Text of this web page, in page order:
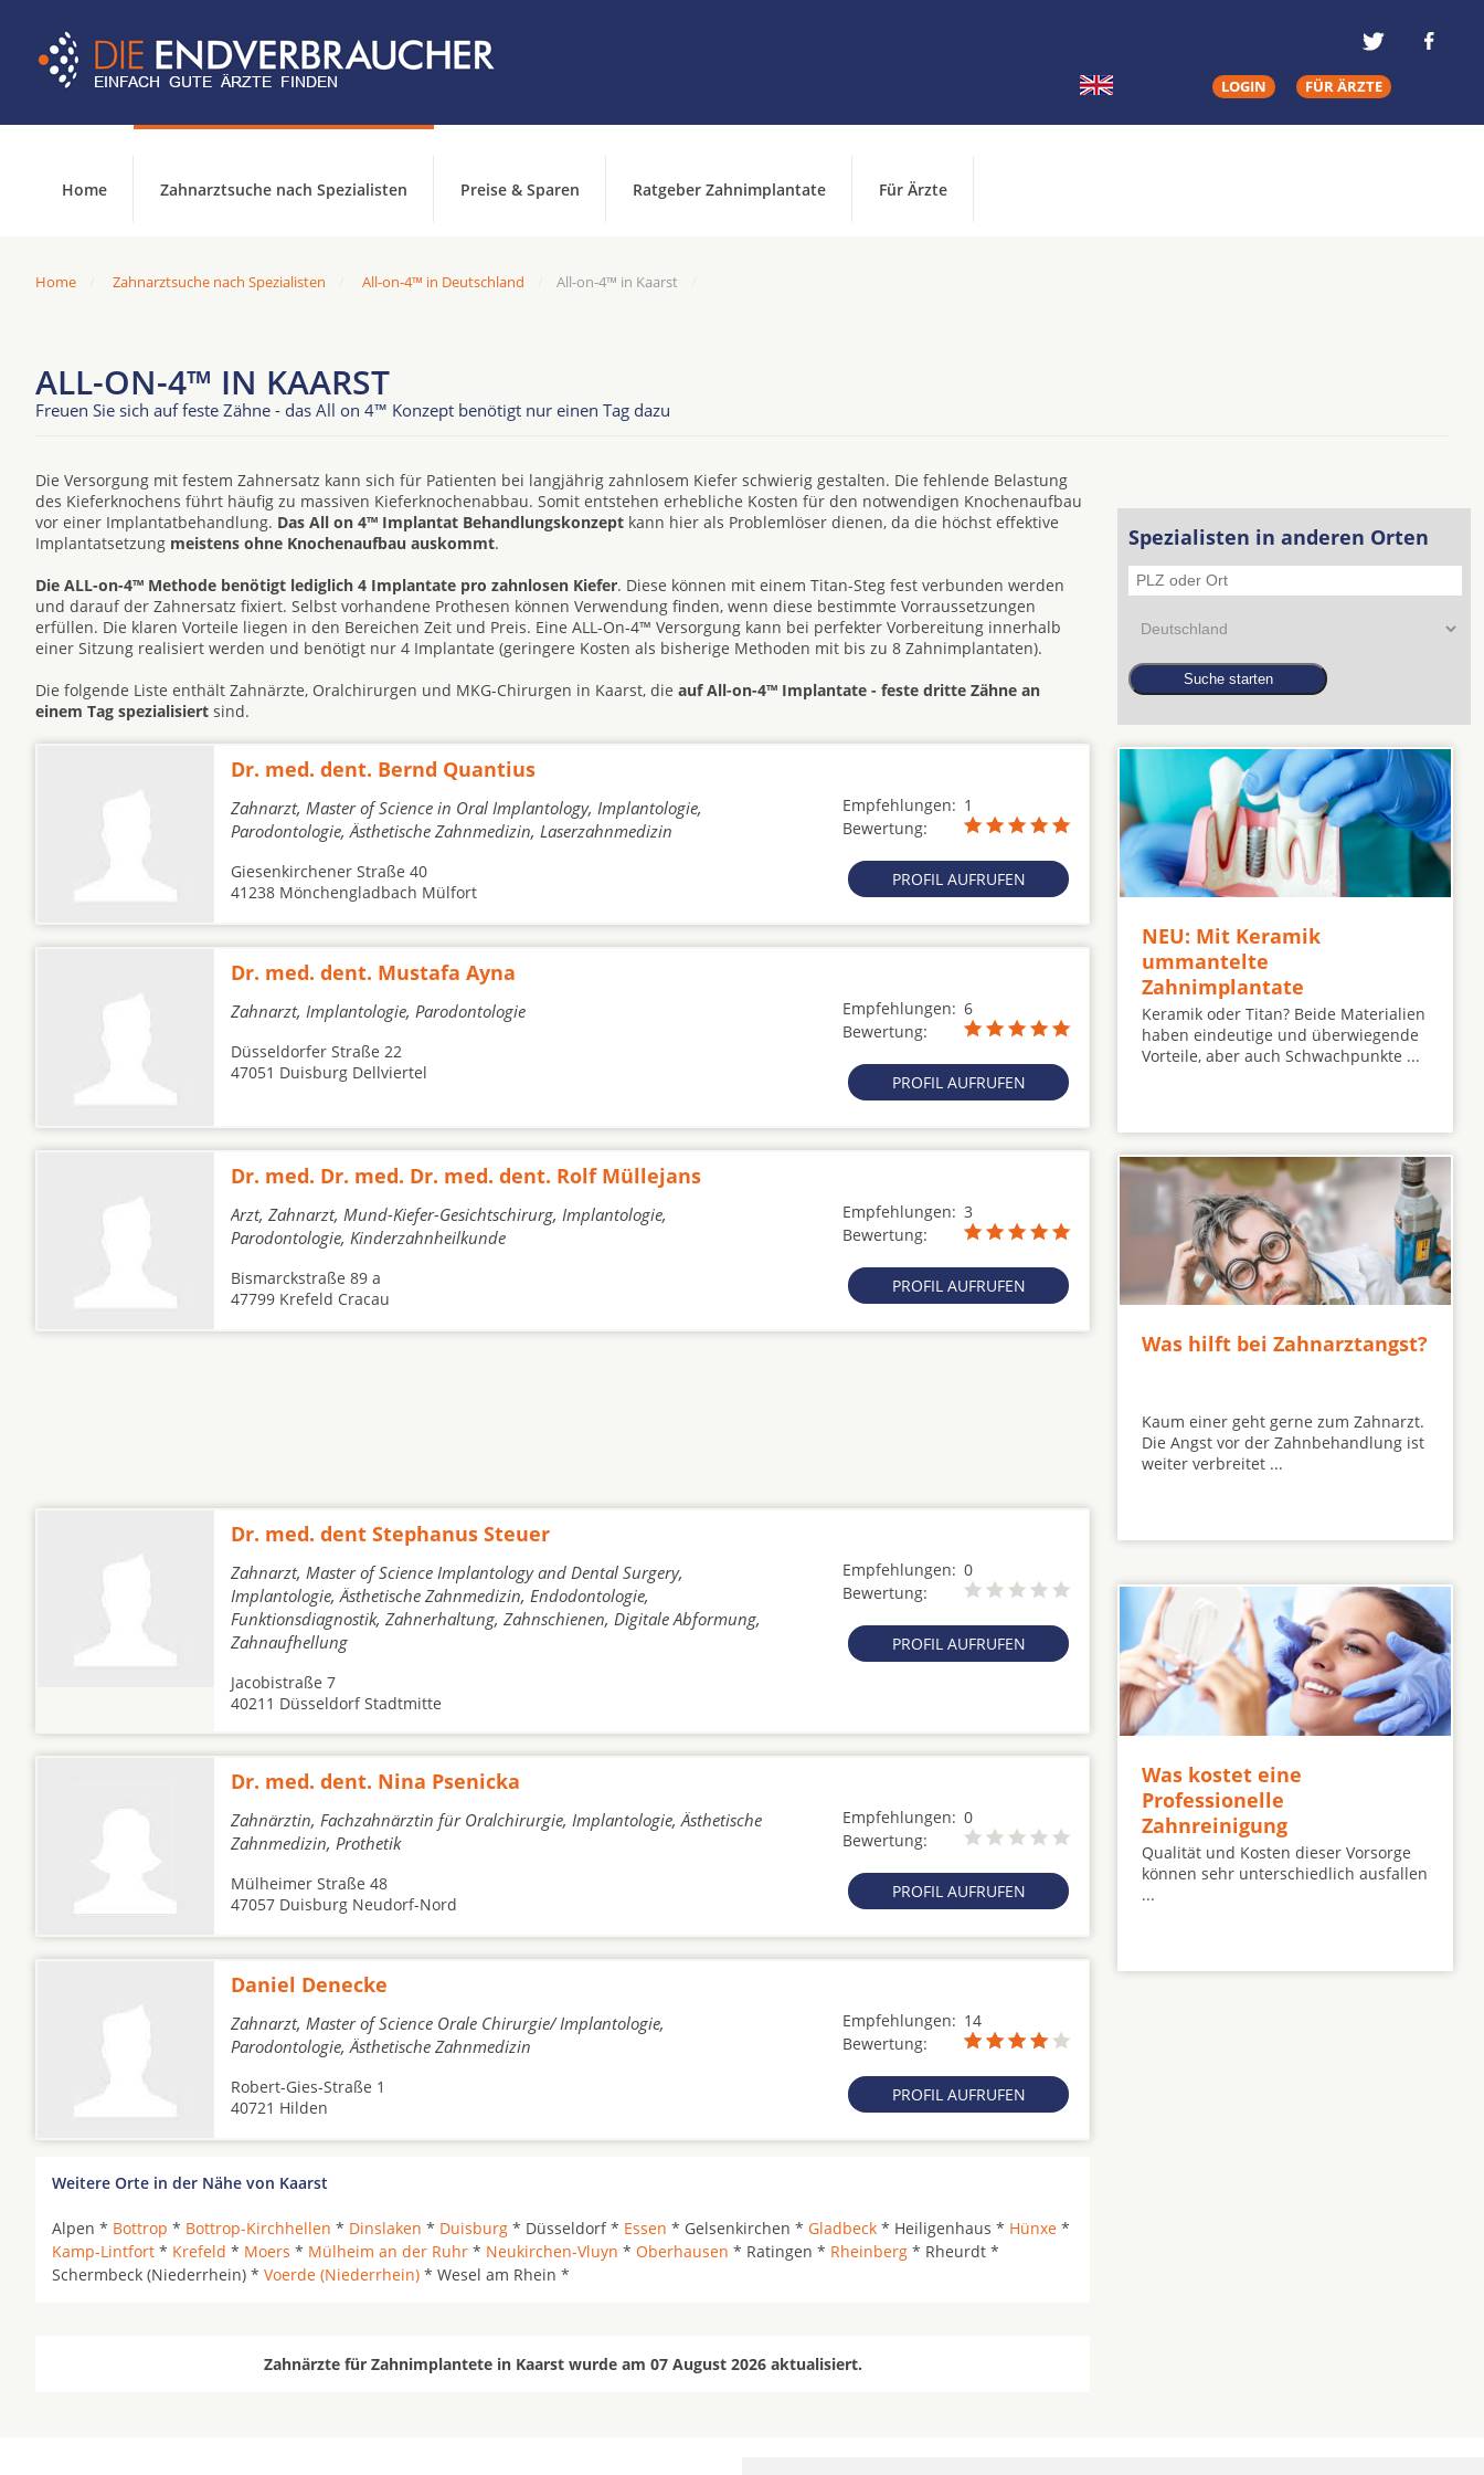
LOGIN FÜR ÄRZTE
Home Zahnarztsuche nach Spezialisten Preise & Sparen Ratgeber Zahnimplantate Für Ärzte
Home Zahnarztsuche nach Spezialisten All-on-4™ in Deutschland All-on-4™ in Kaarst
ALL-ON-4™ IN KAARST
Freuen Sie sich auf feste Zähne - das All on 4™ Konzept benötigt nur einen Tag dazu
Die Versorgung mit festem Zahnersatz kann sich für Patienten bei langjährig zahnlosem Kiefer schwierig gestalten. Die fehlende Belastung
des Kieferknochens führt häufig zu massiven Kieferknochenabbau. Somit entstehen erhebliche Kosten für den notwendigen Knochenaufbau
vor einer Implantatbehandlung. Das All on 4™ Implantat Behandlungskonzept kann hier als Problemlöser dienen, da die höchst effektive
Implantatsetzung meistens ohne Knochenaufbau auskommt.
Die ALL-on-4™ Methode benötigt lediglich 4 Implantate pro zahnlosen Kiefer. Diese können mit einem Titan-Steg fest verbunden werden
und darauf der Zahnersatz fixiert. Selbst vorhandene Prothesen können Verwendung finden, wenn diese bestimmte Vorraussetzungen
erfüllen. Die klaren Vorteile liegen in den Bereichen Zeit und Preis. Eine ALL-On-4™ Versorgung kann bei perfekter Vorbereitung innerhalb
einer Sitzung realisiert werden und benötigt nur 4 Implantate (geringere Kosten als bisherige Methoden mit bis zu 8 Zahnimplantaten).
Die folgende Liste enthält Zahnärzte, Oralchirurgen und MKG-Chirurgen in Kaarst, die auf All-on-4™ Implantate - feste dritte Zähne an
einem Tag spezialisiert sind.
Dr. med. dent. Bernd Quantius
Zahnarzt, Master of Science in Oral Implantology, Implantologie,
Parodontologie, Ästhetische Zahnmedizin, Laserzahnmedizin
Empfehlungen: 1
Bewertung:
PROFIL AUFRUFEN
Giesenkirchener Straße 40
41238 Mönchengladbach Mülfort
Dr. med. dent. Mustafa Ayna
Zahnarzt, Implantologie, Parodontologie Empfehlungen: 6
Bewertung:
PROFIL AUFRUFEN
Düsseldorfer Straße 22
47051 Duisburg Dellviertel
Dr. med. Dr. med. Dr. med. dent. Rolf Müllejans
Arzt, Zahnarzt, Mund-Kiefer-Gesichtschirurg, Implantologie,
Parodontologie, Kinderzahnheilkunde
Empfehlungen: 3
Bewertung:
PROFIL AUFRUFEN
Bismarckstraße 89 a
47799 Krefeld Cracau
Dr. med. dent Stephanus Steuer
Zahnarzt, Master of Science Implantology and Dental Surgery,
Implantologie, Ästhetische Zahnmedizin, Endodontologie,
Funktionsdiagnostik, Zahnerhaltung, Zahnschienen, Digitale Abformung,
Zahnaufhellung
Empfehlungen: 0
Bewertung:
PROFIL AUFRUFEN
Jacobistraße 7
40211 Düsseldorf Stadtmitte
Dr. med. dent. Nina Psenicka
Zahnärztin, Fachzahnärztin für Oralchirurgie, Implantologie, Ästhetische
Zahnmedizin, Prothetik
Empfehlungen: 0
Bewertung:
PROFIL AUFRUFEN
Mülheimer Straße 48
47057 Duisburg Neudorf-Nord
Daniel Denecke
Zahnarzt, Master of Science Orale Chirurgie/ Implantologie,
Parodontologie, Ästhetische Zahnmedizin
Empfehlungen: 14
Bewertung:
PROFIL AUFRUFEN
Robert-Gies-Straße 1
40721 Hilden
Weitere Orte in der Nähe von Kaarst
Alpen * Bottrop * Bottrop-Kirchhellen * Dinslaken * Duisburg * Düsseldorf * Essen * Gelsenkirchen * Gladbeck * Heiligenhaus * Hünxe *
Kamp-Lintfort * Krefeld * Moers * Mülheim an der Ruhr * Neukirchen-Vluyn * Oberhausen * Ratingen * Rheinberg * Rheurdt *
Schermbeck (Niederrhein) * Voerde (Niederrhein) * Wesel am Rhein *
Zahnärzte für Zahnimplantete in Kaarst wurde am 07 August 2026 aktualisiert.
Spezialisten in anderen Orten
NEU: Mit Keramik
ummantelte
Zahnimplantate
Keramik oder Titan? Beide Materialien
haben eindeutige und überwiegende
Vorteile, aber auch Schwachpunkte ...
Was hilft bei Zahnarztangst?
Kaum einer geht gerne zum Zahnarzt.
Die Angst vor der Zahnbehandlung ist
weiter verbreitet ...
Was kostet eine
Professionelle
Zahnreinigung
Qualität und Kosten dieser Vorsorge
können sehr unterschiedlich ausfallen
...